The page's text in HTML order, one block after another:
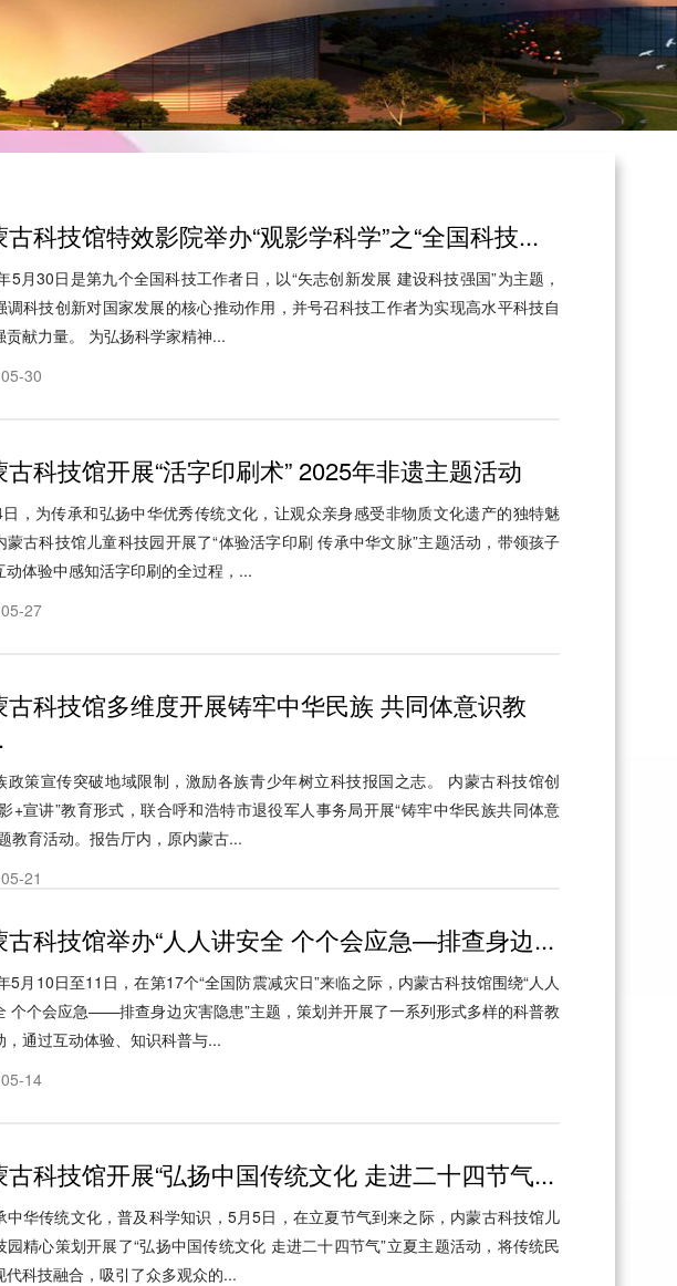
古科技馆特效影院举办“观影学科学”之“全国科技...
5月30日是第九个全国科技工作者日，以‌“矢志创新发展 建设科技强国”为主题，
调科技创新对国家发展的核心推动作用，并号召科技工作者为实现高水平科技自
贡献力量。 为弘扬科学家精神...
30
古科技馆开展“活字印刷术” 2025年非遗主题活动
，为传承和弘扬中华优秀传统文化，让观众亲身感受非物质文化遗产的独特魅
蒙古科技馆儿童科技园开展了“体验活字印刷 传承中华文脉”主题活动，带领孩子
动体验中感知活字印刷的全过程，...
27
古科技馆多维度开展铸牢中华民族 共同体意识教
政策宣传突破地域限制，激励各族青少年树立科技报国之志。 内蒙古科技馆创
+宣讲”教育形式，联合呼和浩特市退役军人事务局开展“铸牢中华民族共同体意
教育活动。报告厅内，原内蒙古...
21
古科技馆举办“人人讲安全 个个会应急—排查身边...
5月10日至11日，在第17个“全国防震减灾日”来临之际，内蒙古科技馆围绕“人人
个个会应急——排查身边灾害隐患”主题，策划并开展了一系列形式多样的科普教
，通过互动体验、知识科普与...
14
古科技馆开展“弘扬中国传统文化 走进二十四节气...
中华传统文化，普及科学知识，5月5日，在立夏节气到来之际，内蒙古科技馆儿
园精心策划开展了“弘扬中国传统文化 走进二十四节气”立夏主题活动，将传统民
代科技融合，吸引了众多观众的...